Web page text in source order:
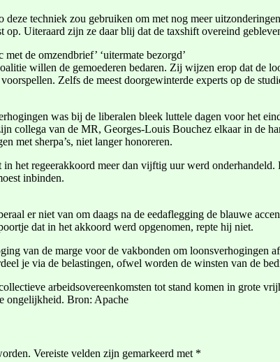
deze techniek zou gebruiken om met nog meer
Uiteraard zijn ze daar blij dat de taxshift overeind
de omzendbrief’ ‘uitermate bezorgd’
willen de gemoederen bedaren. Zij wijzen erop dat de
Zelfs de meest doorgewinterde experts op de
was bij de liberalen bleek luttele dagen voor het
collega van de MR, Georges-Louis Bouchez elkaar in de
met sherpa’s, niet langer honoreren.
het regeerakkoord meer dan vijftig uur werd
inbinden.
er niet van om daags na de eedaflegging de blauwe
dat in het akkoord werd opgenomen, repte hij niet.
van de marge voor de vakbonden om loonsverhogingen
je via de belastingen, ofwel worden de winsten van de
arbeidsovereenkomsten tot stand komen in grote
ongelijkheid. Bron: Apache
Vereiste velden zijn gemarkeerd met *